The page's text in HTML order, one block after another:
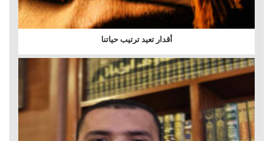
أقدار تعيد ترتيب حياتنا